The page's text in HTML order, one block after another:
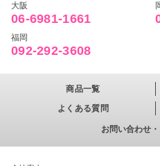
大阪
06-6981-1661
福岡
092-292-3608
商品一覧
よくある質問
お問い合わせ